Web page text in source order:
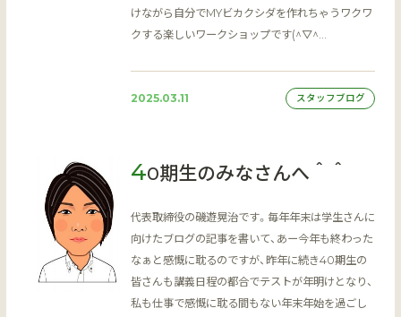
けながら自分でMYビカクシダを作れちゃうワクワ
クする楽しいワークショップです(^▽^…
2025.03.11 スタッフブログ
40期生のみなさんへ＾＾
代表取締役の磯遊晃治です。毎年年末は学生さんに
向けたブログの記事を書いて、あー今年も終わった
なぁと感慨に耽るのですが、昨年に続き40期生の
皆さんも講義日程の都合でテストが年明けとなり、
私も仕事で感慨に耽る間もない年末年始を過ごし